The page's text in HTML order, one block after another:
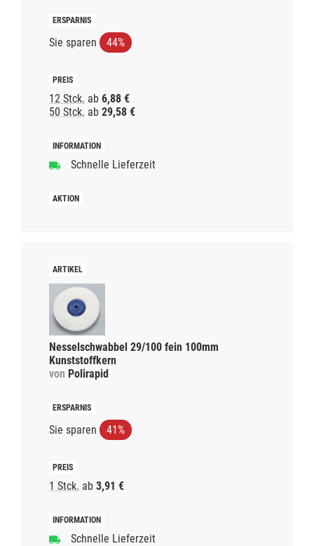
Sie sparen 44%
12 Stck. ab 6,88 €
50 Stck. ab 29,58 €
Schnelle Lieferzeit
Nesselschwabbel 29/100 fein 100mm
Kunststoffkern
von Polirapid
Sie sparen 41%
1 Stck. ab 3,91 €
Schnelle Lieferzeit